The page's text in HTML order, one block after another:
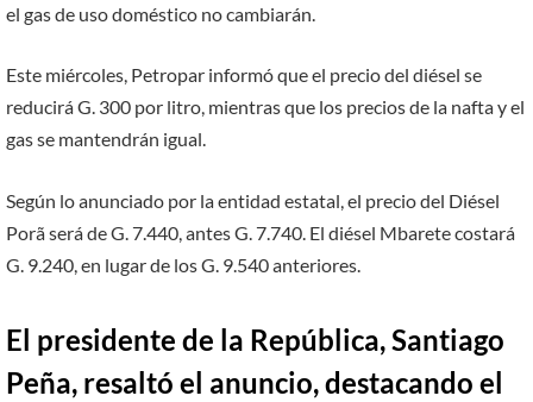
el gas de uso doméstico no cambiarán.
Este miércoles, Petropar informó que el precio del diésel se
reducirá G. 300 por litro, mientras que los precios de la nafta y el
gas se mantendrán igual.
Según lo anunciado por la entidad estatal, el precio del Diésel
Porã será de G. 7.440, antes G. 7.740. El diésel Mbarete costará
G. 9.240, en lugar de los G. 9.540 anteriores.
El presidente de la República, Santiago
Peña, resaltó el anuncio, destacando el